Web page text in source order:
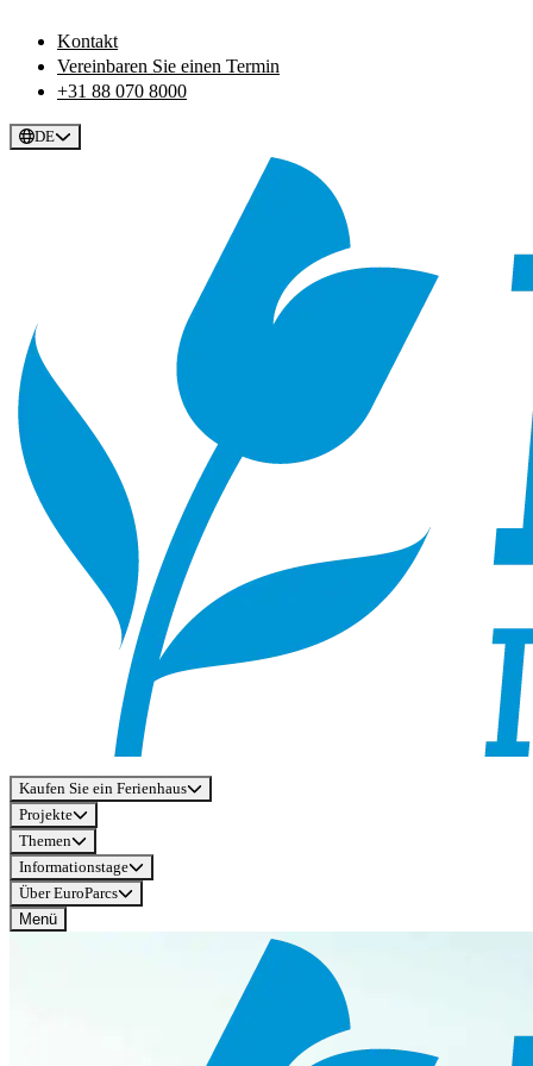
Kontakt
Vereinbaren Sie einen Termin
+31 88 070 8000
DE
Kaufen Sie ein Ferienhaus
Projekte
Themen
Informationstage
Über EuroParcs
Menü